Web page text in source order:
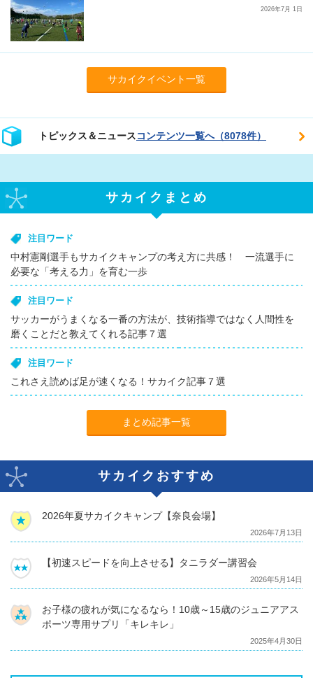
2026年7月 1日
サカイクイベント一覧
トピックス＆ニュースコンテンツ一覧へ（8078件）
サカイクまとめ
注目ワード
中村憲剛選手もサカイクキャンプの考え方に共感！ 一流選手に
必要な「考える力」を育む一歩
注目ワード
サッカーがうまくなる一番の方法が、技術指導ではなく人間性を
磨くことだと教えてくれる記事７選
注目ワード
これさえ読めば足が速くなる！サカイク記事７選
まとめ記事一覧
サカイクおすすめ
2026年夏サカイクキャンプ【奈良会場】
2026年7月13日
【初速スピードを向上させる】タニラダー講習会
2026年5月14日
お子様の疲れが気になるなら！10歳～15歳のジュニアアス
ポーツ専用サプリ「キレキレ」
2025年4月30日